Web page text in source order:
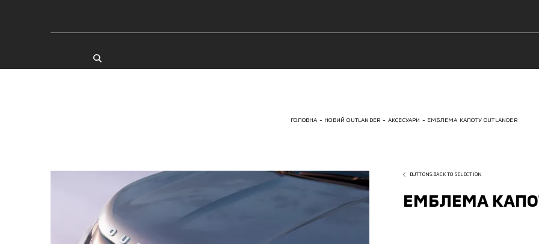
ГОЛОВНА НОВИЙ OUTLANDER АКСЕСУАРИ ЕМБЛЕМА КАПОТУ OUTLANDER
BUTTONS.BACK TO SELECTION
ЕМБЛЕМА